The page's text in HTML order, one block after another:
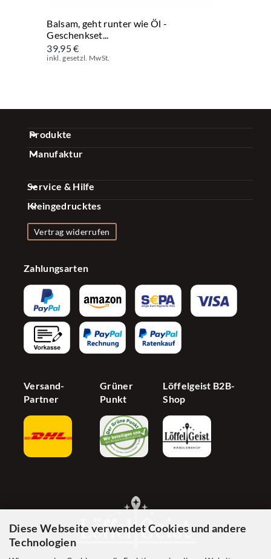
Diese Webseite verwendet Cookies und andere
Technologien
Balsam, geht runter wie Öl -
Geschenkset...
39,95 €
inkl. gesetzl. MwSt.
Produkte
Gewürz Sets
Kaffee Sets
Essig & Öl Sets
Zubehör
Manufaktur
Qualität
Presse
Partnerprogramm
Service & Hilfe
FAQ
Kontakt
Bonusprogramm
Newsletter
Jetzt Händer werden
Kleingedrucktes
Impressum
Widerrufsrecht
AGB
Barrierefreiheit
Cookie Einstellungen
Vertrag widerrufen
Zahlungsarten
Versand-
Partner
Grüner
Punkt
Löffelgeist B2B-
Shop